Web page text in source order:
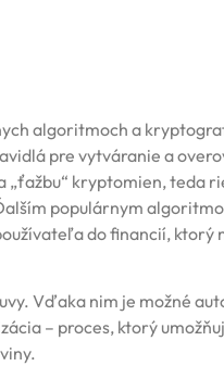
algoritmoch a
pre vytváranie a
„ťažbu“ kryptomien, teda
populárnym
do financií, ktorý
Vďaka nim je možné
– proces, ktorý